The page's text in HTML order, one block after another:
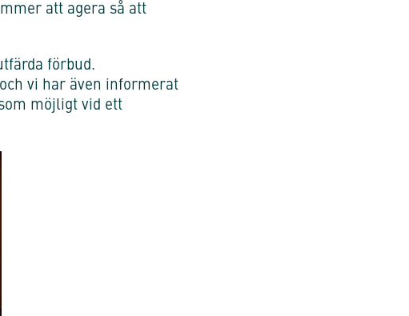
att agera så att
förbud.
vi har även informerat
möjligt vid ett